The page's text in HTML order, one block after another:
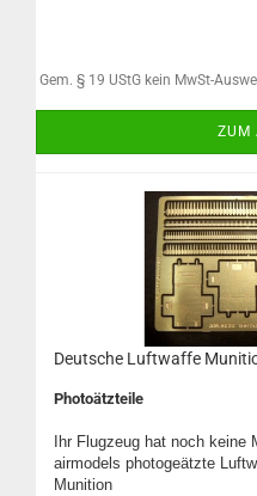
Gem. § 19 UStG kein MwSt-
ZUM
Deutsche Luftwaffe
Photoätzteile
Ihr Flugzeug hat noch keine
airmodels photogeätzte
Munition